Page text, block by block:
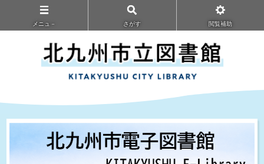
メニュ－ さがす 閲覧補助